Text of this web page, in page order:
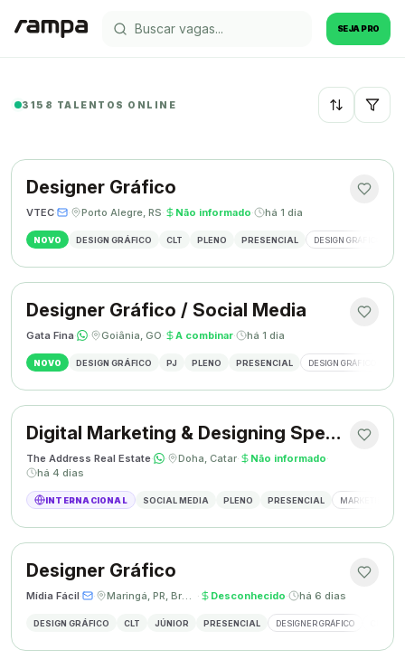
SEJA PRO
3158 TALENTOS ONLINE Recentes
Designer Gráfico
VTEC· · Porto Alegre, RS· Não informado· há 1 dia
NOVO DESIGN GRÁFICO CLT PLENO PRESENCIAL DESIGN GRÁFICO
Designer Gráfico / Social Media
Gata Fina· · Goiânia, GO· A combinar· há 1 dia
NOVO DESIGN GRÁFICO PJ PLENO PRESENCIAL DESIGN GRÁFICO
Digital Marketing & Designing Specialist
The Address Real Estate· · Doha, Catar· Não informado·
há 4 dias
INTERNACIONAL SOCIAL MEDIA PLENO PRESENCIAL MARKETING
Designer Gráfico
Mídia Fácil· · Maringá, PR, Brasil · Desconhecido· há 6 dias
DESIGN GRÁFICO CLT JÚNIOR PRESENCIAL DESIGNER GRÁFICO